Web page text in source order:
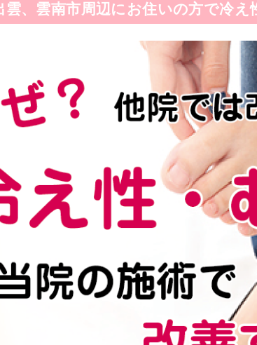
雲、雲南市周辺にお住いの方で冷